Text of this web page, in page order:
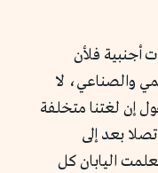
أجنبية فلأن
والصناعي، لا
إن لغتنا متخلفة
تصلا بعد إلى
اليابان كل